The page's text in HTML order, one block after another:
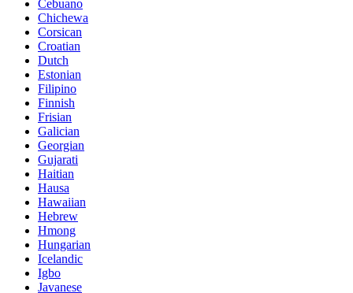
Cebuano
Chichewa
Corsican
Croatian
Dutch
Estonian
Filipino
Finnish
Frisian
Galician
Georgian
Gujarati
Haitian
Hausa
Hawaiian
Hebrew
Hmong
Hungarian
Icelandic
Igbo
Javanese